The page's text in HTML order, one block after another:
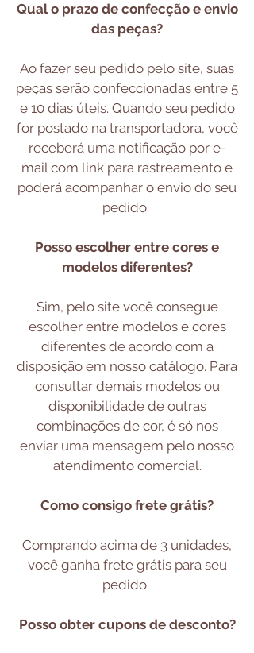
Qual o prazo de confecção e envio
das peças?
Ao fazer seu pedido pelo site, suas
peças serão confeccionadas entre 5
e 10 dias úteis. Quando seu pedido
for postado na transportadora, você
receberá uma notificação por e-
mail com link para rastreamento e
poderá acompanhar o envio do seu
pedido.
Posso escolher entre cores e
modelos diferentes?
Sim, pelo site você consegue
escolher entre modelos e cores
diferentes de acordo com a
disposição em nosso catálogo. Para
consultar demais modelos ou
disponibilidade de outras
combinações de cor, é só nos
enviar uma mensagem pelo nosso
atendimento comercial.
Como consigo frete grátis?
Comprando acima de 3 unidades,
você ganha frete grátis para seu
pedido.
Posso obter cupons de desconto?